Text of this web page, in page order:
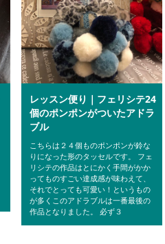
レッスン便り｜フェリシテ24
個のポンポンがついたアドラ
ブル
こちらは２４個ものポンポンが鈴な
りになった形のタッセルです。 フェ
リシテの作品はとにかく手間がかか
ってものすごい達成感が味わえて、
それでとっても可愛い！というもの
が多くこのアドラブルは一番最後の
作品となりました。 必ず３